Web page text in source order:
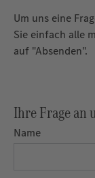
Um uns eine
Sie einfach alle
auf "Absenden".
Ihre Frage an
Name